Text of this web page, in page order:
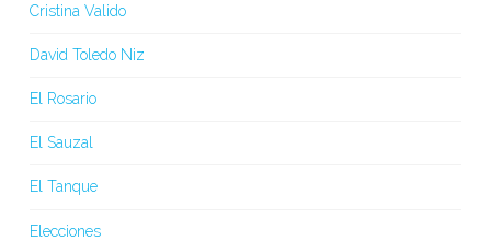
Cristina Valido
David Toledo Niz
El Rosario
El Sauzal
El Tanque
Elecciones